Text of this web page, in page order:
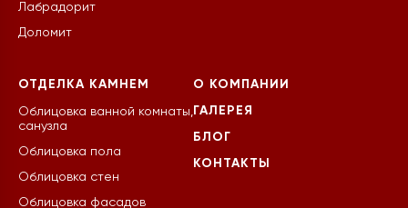
Лабрадорит
Доломит
ОТДЕЛКА КАМНЕМ
Облицовка ванной комнаты,
санузла
Облицовка пола
Облицовка стен
Облицовка фасадов
О КОМПАНИИ
ГАЛЕРЕЯ
БЛОГ
КОНТАКТЫ